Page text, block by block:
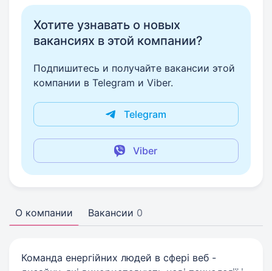
Хотите узнавать о новых
вакансиях в этой компании?
Подпишитесь и получайте вакансии этой
компании в Telegram и Viber.
Telegram
Viber
О компании Вакансии 0
Команда енергійних людей в сфері веб -